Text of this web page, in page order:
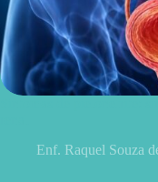
Enf. Raquel Souza